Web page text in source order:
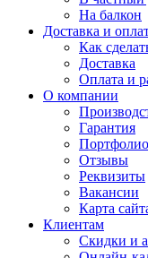
На балкон
Доставка и
Как
Доставка
Оплата и
О компании
Гарантия
Портфолио
Отзывы
Реквизиты
Вакансии
Карта
Клиентам
Скидки и